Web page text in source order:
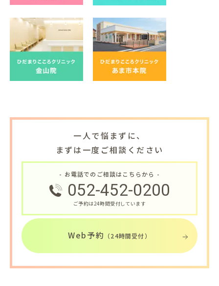
一人で悩まずに、
まずは一度ご相談ください
- お電話でのご相談はこちらから -
052-452-0200
ご予約は24時間受付しています
Web予約 （24時間受付）